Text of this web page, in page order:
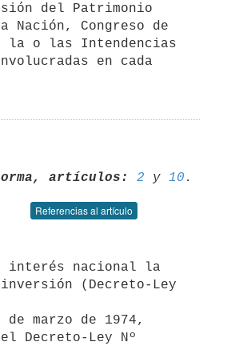
del Patrimonio
Nación, Congreso de
la o las Intendencias
en cada
artículos: 2 y 10
Referencias al artículo
(Decreto-Ley
marzo de 1974,
Decreto-Ley Nº